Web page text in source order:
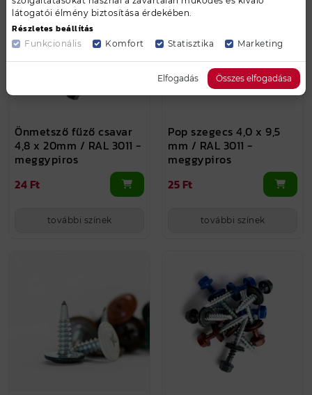
Önmetsző fűző csavar
4,8 x 20mm / RAL 3011 -
meggypiros
24 Ft
további színek
Pop szegecs 4,0 x 9,5
mm / RAL 3011 -
meggypiros
25 Ft
további színek
látogatói élmény biztosítása érdekében.
Részletes beállítás
Funkcionális Komfort Statisztika Marketing
Elfogadás Összes elfogadása